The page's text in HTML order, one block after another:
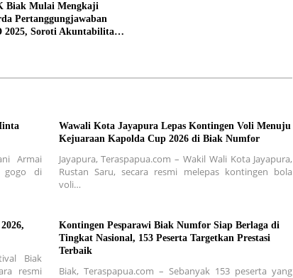
Biak Mulai Mengkaji
Pertanggungjawaban
2025, Soroti Akuntabilitas
Armai
gogo di
Wawali Kota Jayapura Lepas Kontingen Voli Menuju
Kejuaraan Kapolda Cup 2026 di Biak Numfor
Jayapura, Teraspapua.com – Wakil Wali Kota Jayapura,
Rustan Saru, secara resmi melepas kontingen bola
voli…
Biak
resmi
Kontingen Pesparawi Biak Numfor Siap Berlaga di
Tingkat Nasional, 153 Peserta Targetkan Prestasi
Terbaik
Biak, Teraspapua.com – Sebanyak 153 peserta yang